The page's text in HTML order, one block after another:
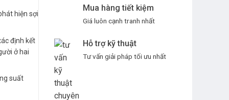
Mua hàng tiết kiệm
Giá luôn cạnh tranh nhất
Hỗ trợ kỹ thuật
Tư vấn giải pháp tối ưu nhất
hiện sợi
định kết
ở hai
suất